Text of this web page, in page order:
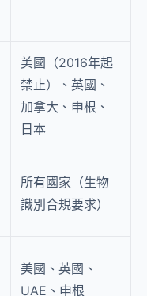
美國（2016年起
禁止）、英國、
加拿大、申根、
日本
所有國家（生物
識別合規要求）
美國、英國、
UAE、申根